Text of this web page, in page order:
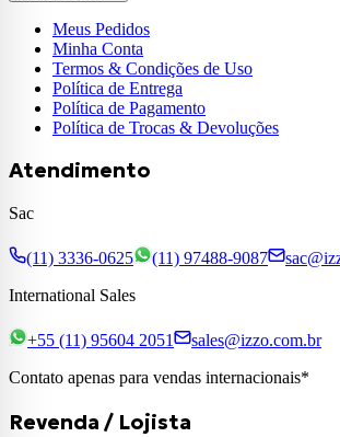
Meus Pedidos
Minha Conta
Termos & Condições de Uso
Política de Entrega
Política de Pagamento
Política de Trocas & Devoluções
Atendimento
Sac
(11) 3336-0625 (11) 97488-9087
International Sales
+55 (11) 95604 2051
sales@izzo.com.br
Contato apenas para vendas internacionais*
Revenda / Lojista